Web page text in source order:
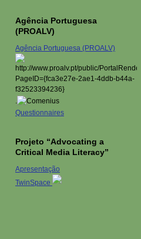
Agência Portuguesa
(PROALV)
Agência Portuguesa (PROALV)
.
Questionnaires
Projeto “Advocating a
Critical Media Literacy”
Apresentação
TwinSpace